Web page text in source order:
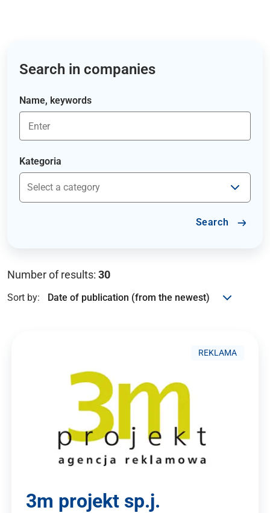
Search in companies
Name, keywords
Kategoria
Search
Number of results: 30
Sort by:
REKLAMA
3m projekt sp.j.